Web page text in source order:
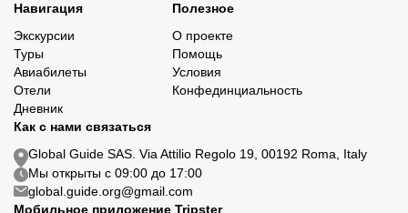
Навигация
Экскурсии
Туры
Авиабилеты
Отели
Дневник
Полезное
О проекте
Помощь
Условия
Конфединциальность
Как с нами связаться
Global Guide SAS. Via Attilio Regolo 19, 00192 Roma, Italy
Мы открыты с 09:00 до 17:00
global.guide.org@gmail.com
Мобильное приложение Tripster